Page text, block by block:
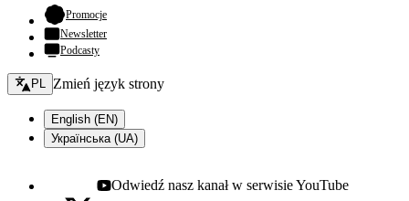
Promocje- otwiera się w nowej karcie
Newsletter
Podcasty
Zmień język - bieżący:
PL Zmień język strony
English (EN)
Українська (UA)
Youtube - otwiera się w nowej karcie
Odwiedź nasz kanał w serwisie YouTube